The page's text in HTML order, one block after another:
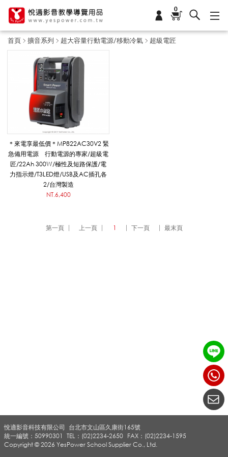
0
首頁 擴音系列 超大容量行動電源/移動冷氣 超級電匠
電
匠
動
＊來電享最低價＊MP822AC30V2 緊
急備用電源 行動電源的專家/超級電
匠/22Ah 300W/極性及短路保護/電
力指示燈/T3LED燈/USB及AC插孔各
2/台灣製造
NT.6,400
第一頁 上一頁 1 下一頁 最末頁
悅適影音科技有限公司
TEL：(02)2234-2650 FAX：(02)2234-1595
台北市文山區久康街165號
統一編號：50990301
Copyright © 2026 YesPower School Supplier Co., Ltd.